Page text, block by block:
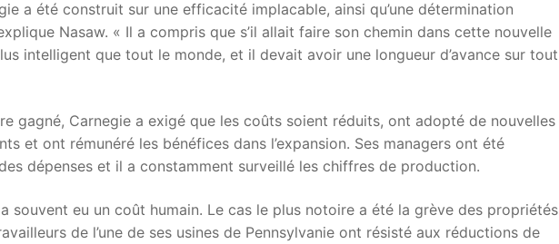
a été construit sur une efficacité implacable, ainsi qu’une détermination
Nasaw. « Il a compris que s’il allait faire son chemin dans cette nouvelle
intelligent que tout le monde, et il devait avoir une longueur d’avance sur tout
gagné, Carnegie a exigé que les coûts soient réduits, ont adopté de nouvelles
et ont rémunéré les bénéfices dans l’expansion. Ses managers ont été
dépenses et il a constamment surveillé les chiffres de production.
souvent eu un coût humain. Le cas le plus notoire a été la grève des propriétés
de l’une de ses usines de Pennsylvanie ont résisté aux réductions de